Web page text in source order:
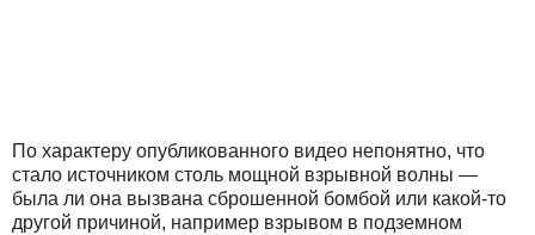
По характеру опубликованного видео непонятно, что
стало источником столь мощной взрывной волны —
была ли она вызвана сброшенной бомбой или какой-то
другой причиной, например взрывом в подземном